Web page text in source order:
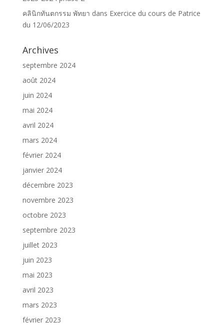
คลินิกทันตกรรม พัทยา dans Exercice du cours de Patrice
du 12/06/2023
Archives
septembre 2024
août 2024
juin 2024
mai 2024
avril 2024
mars 2024
février 2024
janvier 2024
décembre 2023
novembre 2023
octobre 2023
septembre 2023
juillet 2023
juin 2023
mai 2023
avril 2023
mars 2023
février 2023